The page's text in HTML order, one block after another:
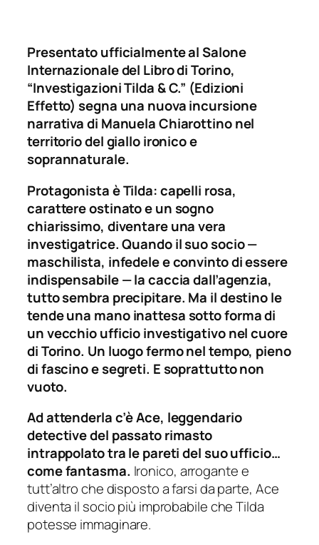
Presentato ufficialmente al Salone
Internazionale del Libro di Torino,
“Investigazioni Tilda & C.” (Edizioni
Effetto) segna una nuova incursione
narrativa di Manuela Chiarottino nel
territorio del giallo ironico e
soprannaturale.
Protagonista è Tilda: capelli rosa,
carattere ostinato e un sogno
chiarissimo, diventare una vera
investigatrice. Quando il suo socio —
maschilista, infedele e convinto di essere
indispensabile — la caccia dall’agenzia,
tutto sembra precipitare. Ma il destino le
tende una mano inattesa sotto forma di
un vecchio ufficio investigativo nel cuore
di Torino. Un luogo fermo nel tempo, pieno
di fascino e segreti. E soprattutto non
vuoto.
Ad attenderla c’è Ace, leggendario
detective del passato rimasto
intrappolato tra le pareti del suo ufficio…
come fantasma. Ironico, arrogante e
tutt’altro che disposto a farsi da parte, Ace
diventa il socio più improbabile che Tilda
potesse immaginare.